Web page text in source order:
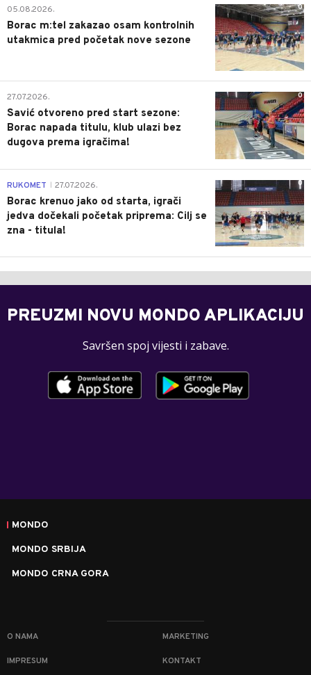
0
05.08.2026.
Borac m:tel zakazao osam kontrolnih
utakmica pred početak nove sezone
0
27.07.2026.
Savić otvoreno pred start sezone:
Borac napada titulu, klub ulazi bez
dugova prema igračima!
0
RUKOMET 27.07.2026.
Borac krenuo jako od starta, igrači
jedva dočekali početak priprema: Cilj se
zna - titula!
PREUZMI NOVU MONDO APLIKACIJU
Savršen spoj vijesti i zabave.
MONDO
MONDO SRBIJA
MONDO CRNA GORA
O NAMA MARKETING
IMPRESUM KONTAKT